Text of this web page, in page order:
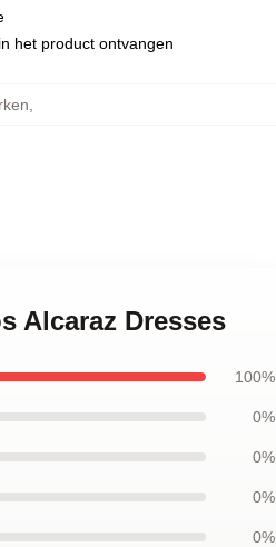
het product ontvangen
Alcaraz Dresses
100%
0%
0%
0%
0%